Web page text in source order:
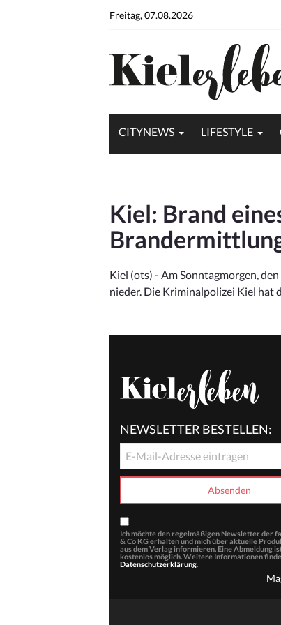
Freitag, 07.08.2026
CITYNEWS LIFESTYLE
Kiel: Brand
Kiel (ots) - Am Sonntagmorgen,
nieder. Die Kriminalpolizei Kiel hat
NEWSLETTER BESTELLEN:
Ich möchte den regelmäßigen Newsletter der
& Co KG erhalten und mich über aktuelle
aus dem Verlag informieren. Eine Abmeldung
kostenlos möglich. Weitere Informationen
Datenschutzerklärung.